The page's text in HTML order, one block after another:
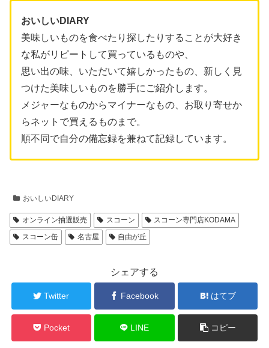
おいしいDIARY
美味しいものを食べたり探したりすることが大好き
な私がリピートして買っているものや、
思い出の味、いただいて嬉しかったもの、新しく見
つけた美味しいものを勝手にご紹介します。
メジャーなものからマイナーなもの、お取り寄せか
らネットで買えるものまで。
順不同で自分の備忘録を兼ねて記録しています。
おいしいDIARY
オンライン抽選販売 スコーン
スコーン専門店KODAMA
スコーン缶
名古屋 自由が丘
シェアする
Twitter Facebook はてブ
Pocket LINE コピー